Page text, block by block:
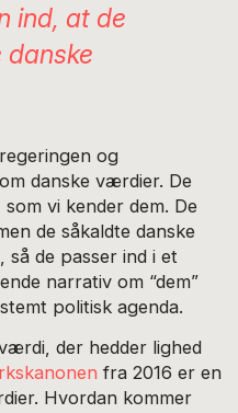
ind, at de
og
danske værdier. De
vi kender dem. De
de såkaldte danske
de passer ind i et
narrativ om “dem”
politisk agenda.
der hedder lighed
fra 2016 er en
Hvordan kommer